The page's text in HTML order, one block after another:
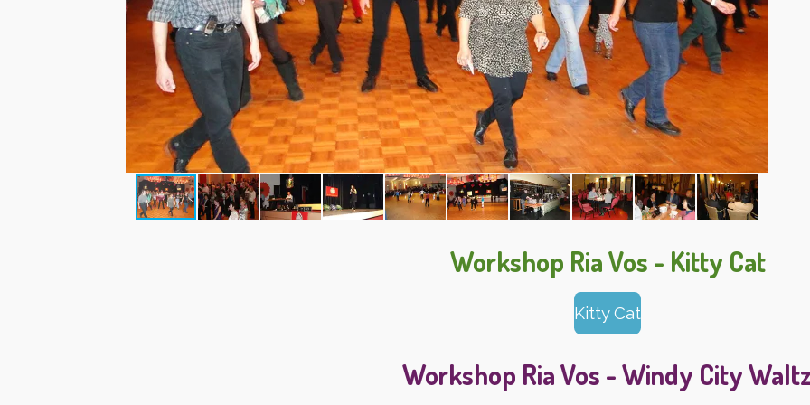
Workshop Ria Vos - Kitty Cat
Kitty Cat
Workshop Ria Vos - Windy City